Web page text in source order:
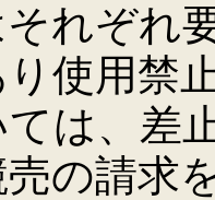
れぞれ
使用禁
は、差
の請求